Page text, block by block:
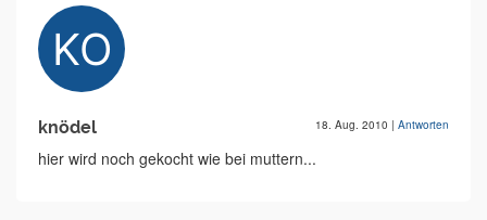
knödel 18. Aug. 2010 | Antworten
hier wird noch gekocht wie bei muttern...